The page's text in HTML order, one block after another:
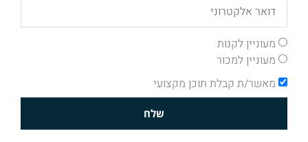
מעוניין לקנות
מעוניין למכור
מאשר/ת קבלת תוכן מקצועי
שלח